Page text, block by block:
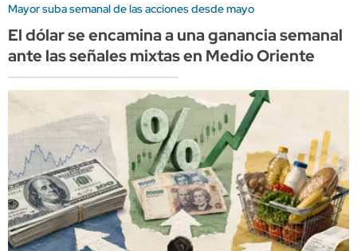
Mayor suba semanal de las acciones desde mayo
El dólar se encamina a una ganancia semanal
ante las señales mixtas en Medio Oriente